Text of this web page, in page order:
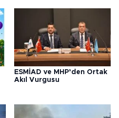
ESMİAD ve MHP’den Ortak
Akıl Vurgusu